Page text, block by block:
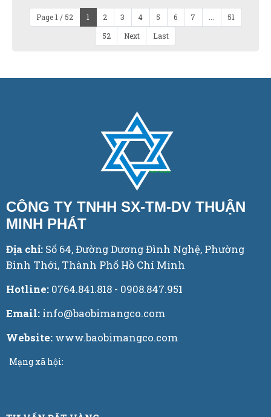
Page 1 / 52 1 2 3 4 5 6 7
51
52
Next Last
CÔNG TY TNHH SX-TM-DV THUẬN
MINH PHÁT
Địa chỉ: Số 64, Đường Dương Đình Nghệ, Phường
Bình Thới, Thành Phố Hồ Chí Minh
Hotline: 0764.841.818 - 0908.847.951
Email: info@baobimangco.com
Website: www.baobimangco.com
Mạng xã hội: